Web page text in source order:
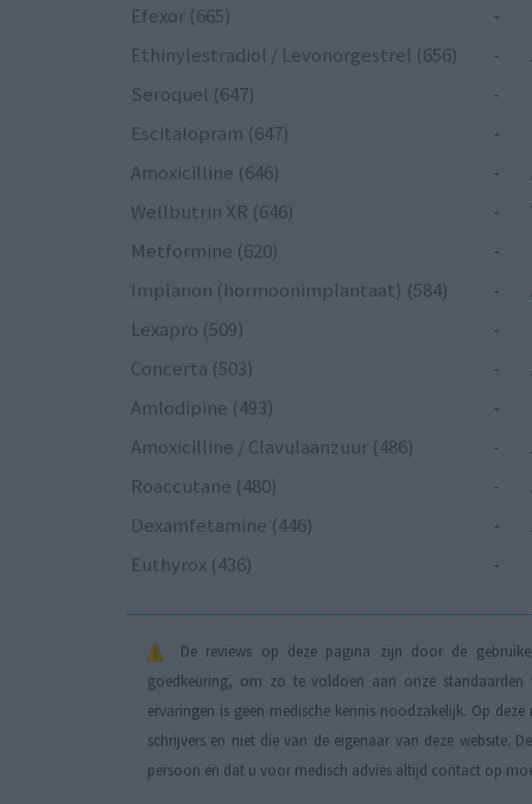
Efexor (665)
-
Ethinylestradiol / Levonorgestrel (656)
-
Seroquel (647)
-
Escitalopram (647)
-
Amoxicilline (646)
-
Wellbutrin XR (646)
-
Metformine (620)
-
Implanon (hormoonimplantaat) (584)
-
Lexapro (509)
-
Concerta (503)
-
Amlodipine (493)
-
Amoxicilline / Clavulaanzuur (486)
-
Roaccutane (480)
-
Dexamfetamine (446)
-
Euthyrox (436)
-
De reviews op deze pagina zijn door de
goedkeuring, om zo te voldoen aan onze
ervaringen is geen medische kennis noodzakelijk. Op
schrijvers en niet die van de eigenaar van deze website.
persoon en dat u voor medisch advies altijd contact op